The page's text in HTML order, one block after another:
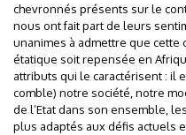
chevronnés présents sur le
nous ont fait part de leurs
unanimes à admettre que cette
étatique soit repensée en
attributs qui le caractérisent : il
comble) notre société, notre
de l’Etat dans son ensemble,
plus adaptés aux défis actuels